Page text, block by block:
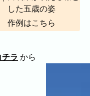
作例はこちら
チラ から